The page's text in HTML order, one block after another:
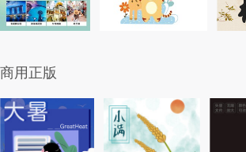
商用正版